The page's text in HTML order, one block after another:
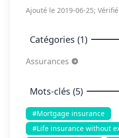
Ajouté le 2019-06-25;
Catégories (1)
Assurances
Mots-clés (5)
#Mortgage insurance
#Life insurance without